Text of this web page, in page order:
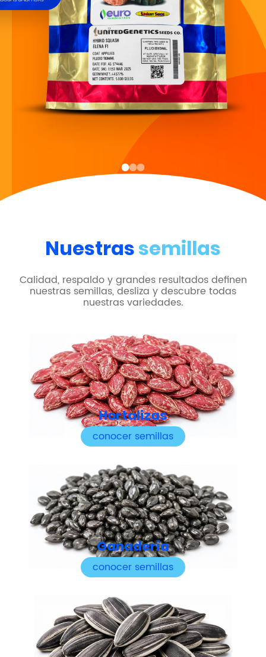
Nuestrassemillas
Calidad, respaldo y grandes resultados definen
nuestras semillas, desliza y descubre todas
nuestras variedades.
Hortalizas
conocer semillas
Ganadería
conocer semillas